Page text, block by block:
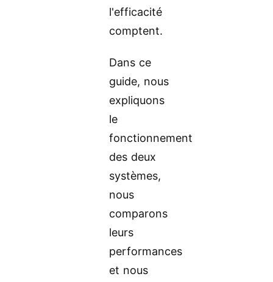
l'efficacité
comptent.
Dans ce
guide, nous
expliquons
le
fonctionnement
des deux
systèmes,
nous
comparons
leurs
performances
et nous